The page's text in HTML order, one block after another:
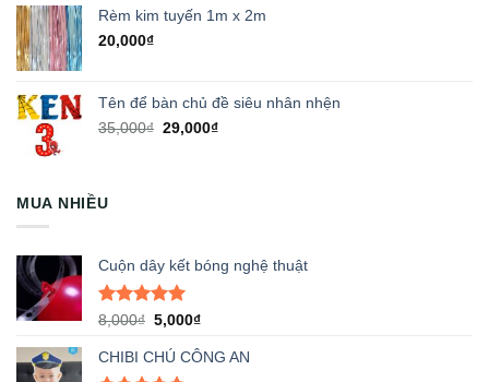
Rèm kim tuyến 1m x 2m
20,000₫
Tên để bàn chủ đề siêu nhân nhện
35,000₫ Giá
29,000₫Giá
MUA NHIỀU
Cuộn dây kết bóng nghệ thuật
Được xếp
5 sao
8,000₫ Giá
là:
8,000₫.
5,000₫Giá
tại
CHIBI CHÚ CÔNG AN